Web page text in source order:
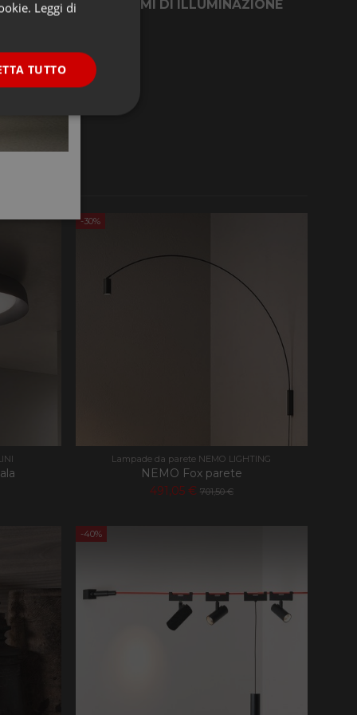
SISTEMI DI ILLUMINAZIONE
-30%
Lampade da parete NEMO LIGHTING
NEMO Fox parete
491,05 € 701,50 €
-40%
Leggi di
TUTTO
gestione
Script.com per
visitatori. È
essere
più
viene utilizzato
in ogni
i dati di
e
e viene utilizzato
Analytics,
la frequenza